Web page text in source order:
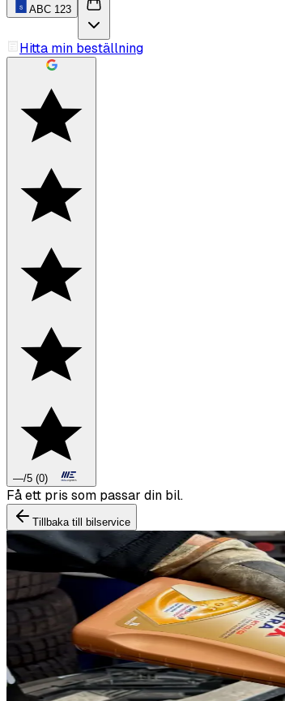
ABC 123
Hitta min beställning
—/5 (0)
Boka däckbyte eller montering inför vintern.
Tillbaka till bilservice